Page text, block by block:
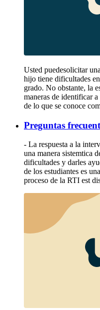
Usted puedesolicitar
hijo tiene dificultades
grado. No obstante, la
maneras de identificar
de lo que se conoce
Preguntas
- La respuesta a la
una manera sistemtica
dificultades y darles
de los estudiantes es
proceso de la RTI est